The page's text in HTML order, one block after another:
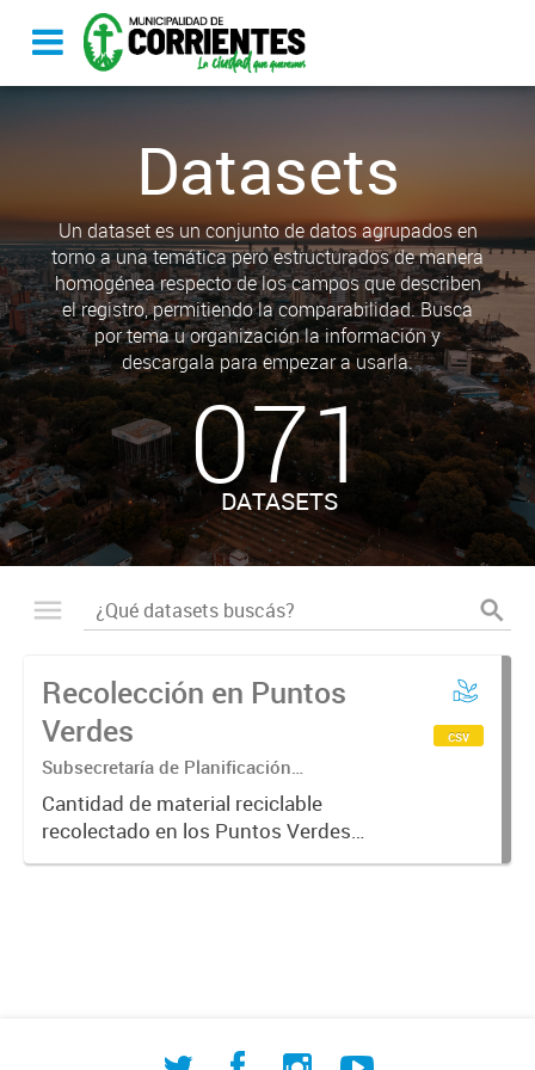
Datasets
Un dataset es un conjunto de datos agrupados en
torno a una temática pero estructurados de manera
homogénea respecto de los campos que describen
el registro, permitiendo la comparabilidad. Busca
por tema u organización la información y
descargala para empezar a usarla.
071
DATASETS
Recolección en Puntos
Verdes
Subsecretaría de Planificación
Ambiental
Cantidad de material reciclable
recolectado en los Puntos Verdes
ordenado por fecha y ubicación del
csv